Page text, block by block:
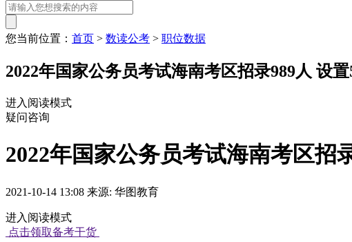
您当前位置： 首页 > 数读公考 > 职位数据
2022年国家公务员考试海南考区招录989人 设置
进入阅读模式
疑问咨询
2022年国家公务员考试海南考区招
2021-10-14 13:08 来源: 华图教育
进入阅读模式
点击领取备考干货